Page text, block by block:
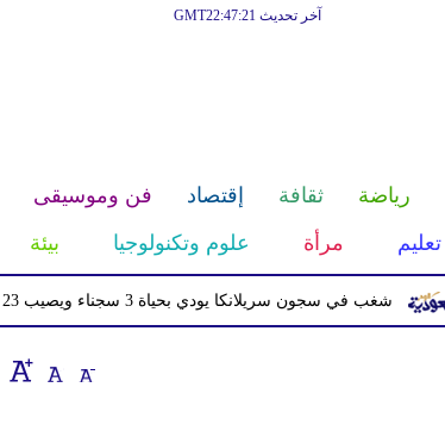
آخر تحديث GMT22:47:21
رياضة ثقافة إقتصاد فن وموسيقى
تعليم مرأة علوم وتكنولوجيا بيئة
شغب في سجون سريلانكا يودي بحياة 3 سجناء ويصيب 23 آخرين